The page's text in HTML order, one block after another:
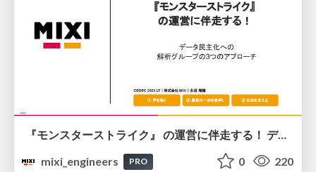
『モンスターストライク』 の運営に伴走する！ データ民主化への 解析グループの3つのアプローチ
mixi_engineers
PRO 0 220